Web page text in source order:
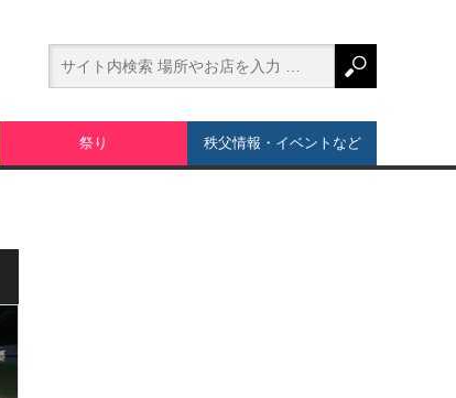
祭り 秩父情報・イベントなど